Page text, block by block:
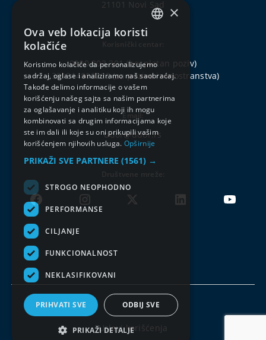
21101 Novi Sad
0800 303 301(besplatan poziv)
+381214802222(za pozive iz inostranstva)
Email:
ddor@ddor.rs
Uslovi korišćenja
×
Ova veb lokacija koristi
kolačiće
Koristimo kolačiće da personalizujemo
sadržaj, oglase i analiziramo naš saobraćaj.
Takođe delimo informacije o vašem
korišćenju našeg sajta sa našim partnerima
za oglašavanje i analitiku koji ih mogu
kombinovati sa drugim informacijama koje
ste im dali ili koje su oni prikupili vašim
korišćenjem njihovih usluga. Opširnije
PRIKAŽI SVE PARTNERE (1561) →
STROGO NEOPHODNO
PERFORMANSE
CILJANJE
FUNKCIONALNOST
NEKLASIFIKOVANI
PRIHVATI SVE ODBIJ SVE
PRIKAŽI DETALJE